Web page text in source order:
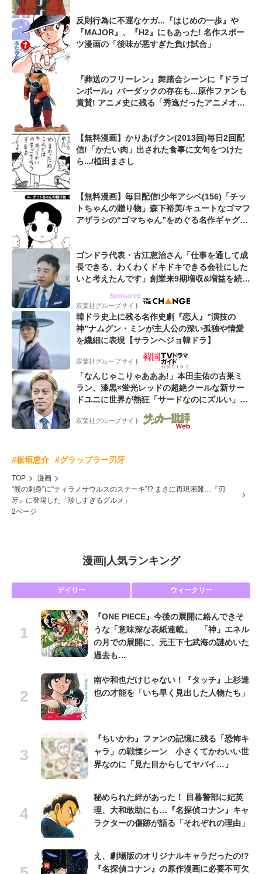
反則行為に不運なケガ...『はじめの一歩』や
『MAJOR』、『H2』にもあった! 名作スポー
ツ漫画の「後味が悪すぎた負け試合」
『葬送のフリーレン』舞踏会シーンに『ドラゴ
ンボール』バーダックの存在も...原作ファンも
賞賛! アニメ史に残る「秀逸だったアニメオリ
【無料漫画】かりあげクン(2013回)毎日2回配
信!「かたい肉」出された食事に文句をつけた
ら.../植田まさし
【無料漫画】毎日配信!少年アシベ(156)「チッ
トちゃんの贈り物」森下裕美/キュートなゴマフ
アザラシの“ゴマちゃん”をめぐる名作ギャグ4
ゴンドラ代表・古江恵治さん「仕事を通して成
長できる、わくわくドキドキできる会社にした
いと考えたんです」創業来9期増収&増益を続け
Sponsored
双葉社グループサイト
韓ドラ史上に残る名作史劇『恋人』”演技の
神”ナムグン・ミンが主人公の深い孤独や情愛
を繊細に表現【サランヘジョ韓ドラ】
双葉社グループサイト
「なんじゃこりゃあああ!」本田圭佑の古巣ミ
ラン、漆黒×蛍光レッドの超絶クールな新サー
ドユニに世界が熱狂「サードなのにズルい」
「こりゃかっけえわ」
双葉社グループサイト
#板垣恵介 #グラップラー刃牙
TOP
漫画
“熊の刺身”に“ティラノサウルスのステーキ”!? まさに再現困難…『刃
牙』に登場した「珍しすぎるグルメ」
2ページ
漫画| 人気ランキング
デイリー ウィークリー
『ONE PIECE』今後の展開に絡んできそ
うな「意味深な表紙連載」 「神」エネル
の月での展開に、元王下七武海の謎めいた
過去も…
南や和也だけじゃない！『タッチ』上杉達
也の才能を「いち早く見出した人物たち」
『ちいかわ』ファンの記憶に残る「恐怖キ
ャラ」の戦慄シーン 小さくてかわいい世
界なのに「見た目からしてヤバイ…」
秘められた絆があった！ 目暮警部に妃英
理、大和敢助にも…『名探偵コナン』キャ
ラクターの傷跡が語る「それぞれの理由」
え、劇場版のオリジナルキャラだったの!?
『名探偵コナン』の原作漫画に必要不可欠